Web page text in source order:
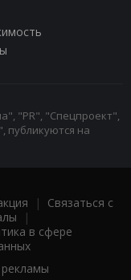
"PR", "Спецпроект",
публикуются на
| Связаться с
|
в сфере